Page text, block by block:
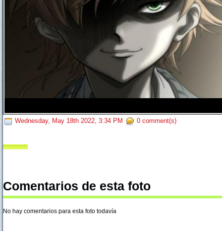
Wednesday, May 18th 2022, 3:34 PM 0 comment(s)
Comentarios de esta foto
No hay comentarios para esta foto todavía